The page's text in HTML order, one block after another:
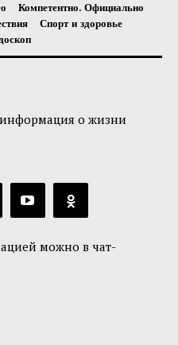
Компетентно. Официально
Спорт и здоровье
о жизни
можно в чат-